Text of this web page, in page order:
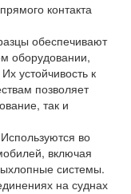
контакта
обеспечивают
оборудовании,
устойчивость к
позволяет
так и
во
включая
системы.
на суднах